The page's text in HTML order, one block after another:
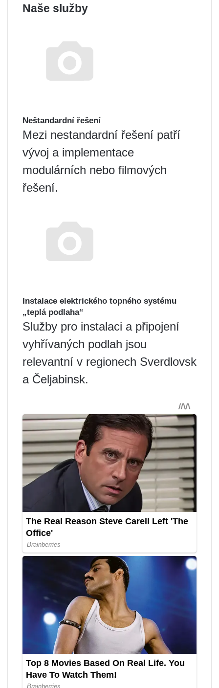
Naše služby
Neštandardní řešení
Mezi nestandardní řešení patří
vývoj a implementace
modulárních nebo filmových
řešení.
Instalace elektrického topného systému
„teplá podlaha“
Služby pro instalaci a připojení
vyhřívaných podlah jsou
relevantní v regionech Sverdlovsk
a Čeljabinsk.